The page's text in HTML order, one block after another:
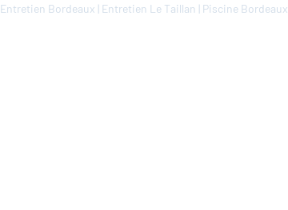
Entretien Bordeaux | Entretien Le Taillan | Piscine Bordeaux